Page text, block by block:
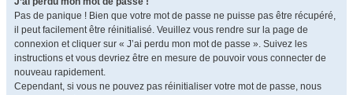
Pas de panique ! Bien que votre mot de passe ne puisse pas être récupéré,
il peut facilement être réinitialisé. Veuillez vous rendre sur la page de
connexion et cliquer sur « J’ai perdu mon mot de passe ». Suivez les
instructions et vous devriez être en mesure de pouvoir vous connecter de
nouveau rapidement.
Cependant, si vous ne pouvez pas réinitialiser votre mot de passe, nous